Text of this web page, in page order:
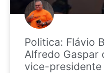
Politica: Flávio
Alfredo Gaspar
vice-presidente